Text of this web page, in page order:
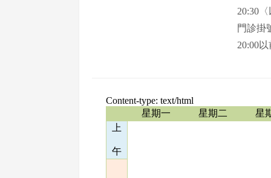
20:30
門診掛
20:00